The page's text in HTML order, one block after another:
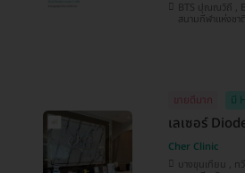
BTS ปุณณวิถี , BTS รัชโยธิน , BTS บางนา , BTS อุดมสุข , MRT เตาปูน , BTS อโศก , MRT สุขุมวิท , BTS อ่อนนุช , BTS
ขายดีมาก มี
เลเซอร์
Cher Clinic
บางขุนเทียน , ทวีวัฒนา , พระโขนง , จตุจักร , ภาษีเจริญ , ลาดพร้าว , ประเวศ , สมุทรปราการ , บางซื่อ , บางนา , ลาดกระบัง ,